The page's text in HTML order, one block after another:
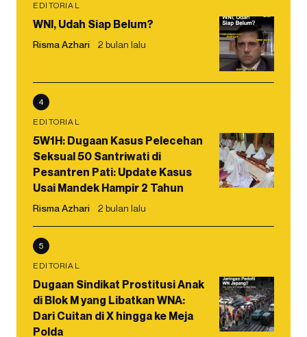
EDITORIAL
WNI, Udah Siap Belum?
Risma Azhari 2 bulan lalu
4
EDITORIAL
5W1H: Dugaan Kasus Pelecehan
Seksual 50 Santriwati di
Pesantren Pati: Update Kasus
Usai Mandek Hampir 2 Tahun
Risma Azhari 2 bulan lalu
5
EDITORIAL
Dugaan Sindikat Prostitusi Anak
di Blok M yang Libatkan WNA:
Dari Cuitan di X hingga ke Meja
Polda